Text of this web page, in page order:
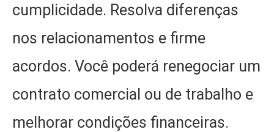
cumplicidade. Resolva diferenças
nos relacionamentos e firme
acordos. Você poderá renegociar um
contrato comercial ou de trabalho e
melhorar condições financeiras.